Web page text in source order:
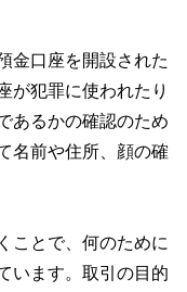
金口座を開設された
が犯罪に使われたり
あるかの確認のため
名前や住所、顔の確
ことで、何のために
います。取引の目的